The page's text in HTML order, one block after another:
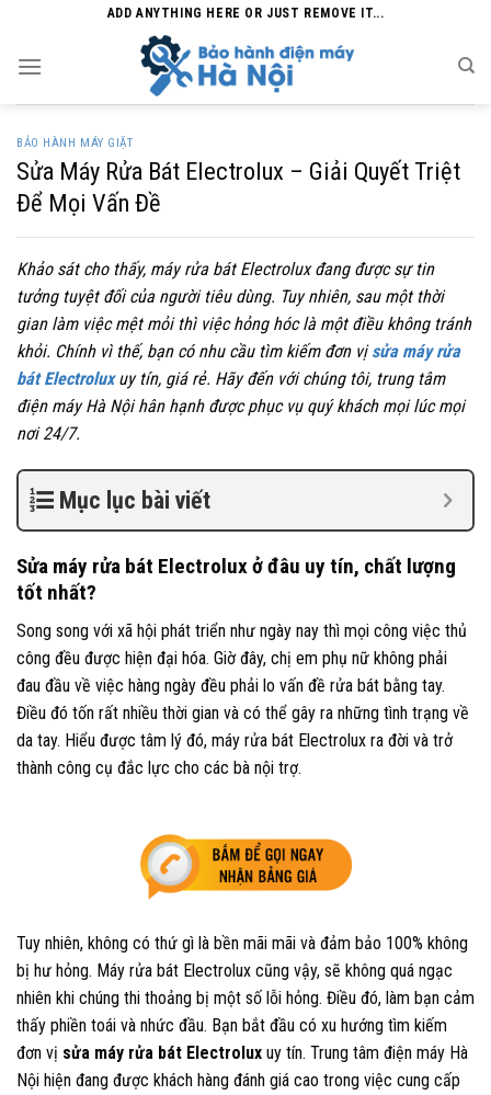
content
ADD ANYTHING HERE OR JUST REMOVE IT...
BẢO HÀNH MÁY GIẶT
Sửa Máy Rửa Bát Electrolux – Giải Quyết Triệt
Để Mọi Vấn Đề
Khảo sát cho thấy, máy rửa bát Electrolux đang được sự tin
tưởng tuyệt đối của người tiêu dùng. Tuy nhiên, sau một thời
gian làm việc mệt mỏi thì việc hỏng hóc là một điều không tránh
khỏi. Chính vì thế, bạn có nhu cầu tìm kiếm đơn vịsửa máy rửa
bát Electroluxuy tín, giá rẻ. Hãy đến với chúng tôi, trung tâm
điện máy Hà Nội hân hạnh được phục vụ quý khách mọi lúc mọi
nơi 24/7.
Mục lục bài viết
Sửa máy rửa bát Electrolux ở đâu uy tín, chất lượng
tốt nhất?
Song song với xã hội phát triển như ngày nay thì mọi công việc thủ
công đều được hiện đại hóa. Giờ đây, chị em phụ nữ không phải
đau đầu về việc hàng ngày đều phải lo vấn đề rửa bát bằng tay.
Điều đó tốn rất nhiều thời gian và có thể gây ra những tình trạng về
da tay. Hiểu được tâm lý đó, máy rửa bát Electrolux ra đời và trở
thành công cụ đắc lực cho các bà nội trợ.
Tuy nhiên, không có thứ gì là bền mãi mãi và đảm bảo 100% không
bị hư hỏng. Máy rửa bát Electrolux cũng vậy, sẽ không quá ngạc
nhiên khi chúng thi thoảng bị một số lỗi hỏng. Điều đó, làm bạn cảm
thấy phiền toái và nhức đầu. Bạn bắt đầu có xu hướng tìm kiếm
đơn vị sửa máy rửa bát Electrolux uy tín. Trung tâm điện máy Hà
Nội hiện đang được khách hàng đánh giá cao trong việc cung cấp